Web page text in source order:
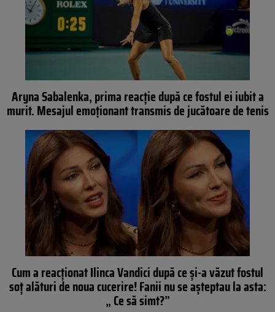
Aryna Sabalenka, prima reacție după ce fostul ei iubit a
murit. Mesajul emoționant transmis de jucătoare de tenis
Cum a reacționat Ilinca Vandici după ce și-a văzut fostul
soț alături de noua cucerire! Fanii nu se așteptau la asta:
„ Ce să simt?”